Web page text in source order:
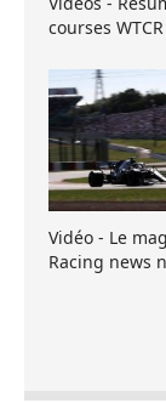
courses
Vidéo - Le
Racing news